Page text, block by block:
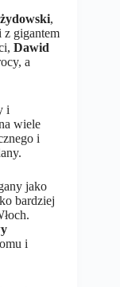
,
z gigantem
Dawid
a
i
wiele
i
jako
bardziej
i